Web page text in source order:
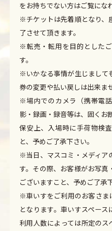
をお持ちでない方はご覧にな
※チケットは先着順となり、
了させて頂きます。
※転売・転用を目的とした
す。
※いかなる事情が生じまして
券の変更や払い戻しは出来ま
※場内でのカメラ（携帯電
影・録画・録音等は、固くお
保安上、入場時に手荷物検
と、予めご了承下さい。
※当日、マスコミ・メディア
す。その際、お客様がお写
ございますこと、予めご了承
※車いすをご利用のお客さま
となります。車いすスペー
利用人数によっては所定のス